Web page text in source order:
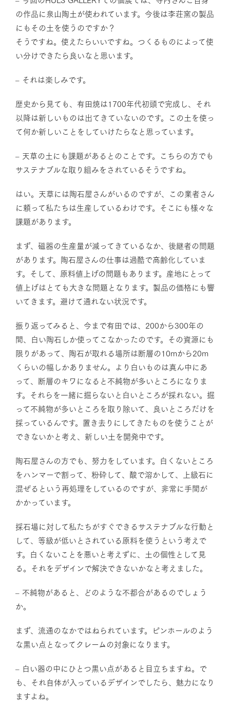
の作品に泉山陶土が使われています。今後は李荘窯の製品
にもその土を使うのですか？
そうですね。使えたらいいですね。つくるものによって使
い分けできたら良いなと思います。
– それは楽しみです。
歴史から見ても、有田焼は1700年代初頭で完成し、それ
以降は新しいものは出てきていないのです。この土を使っ
て何か新しいことをしていけたらなと思っています。
– 天草の土にも課題があるとのことです。こちらの方でも
サステナブルな取り組みをされているそうですね。
はい。天草には陶石屋さんがいるのですが、この業者さん
に頼って私たちは生産しているわけです。そこにも様々な
課題があります。
まず、磁器の生産量が減ってきているなか、後継者の問題
があります。陶石屋さんの仕事は過酷で高齢化していま
す。そして、原料値上げの問題もあります。産地にとって
値上げはとても大きな問題となります。製品の価格にも響
いてきます。避けて通れない状況です。
振り返ってみると、今まで有田では、200から300年の
間、白い陶石しか使ってこなかったのです。その資源にも
限りがあって、陶石が取れる場所は断層の10mから20m
くらいの幅しかありません。より白いものは真ん中にあ
って、断層のキワになると不純物が多いところになりま
す。それらを一緒に掘らないと白いところが採れない。掘
って不純物が多いところを取り除いて、良いところだけを
採っているんです。置き去りにしてきたものを使うことが
できないかと考え、新しい土を開発中です。
陶石屋さんの方でも、努力をしています。白くないところ
をハンマーで割って、粉砕して、酸で溶かして、上級石に
混ぜるという再処理をしているのですが、非常に手間が
かかっています。
採石場に対して私たちがすぐできるサステナブルな行動と
して、等級が低いとされている原料を使うという考えで
す。白くないことを悪いと考えずに、土の個性として見
る。それをデザインで解決できないかなと考えました。
– 不純物があると、どのような不都合があるのでしょう
か。
まず、流通のなかではねられています。ピンホールのよう
な黒い点となってクレームの対象になります。
– 白い器の中にひとつ黒い点があると目立ちますね。で
も、それ自体が入っているデザインでしたら、魅力になり
ますよね。